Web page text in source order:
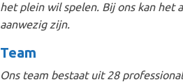
het plein wil spelen. Bij ons kan het
aanwezig zijn.
Team
Ons team bestaat uit 28